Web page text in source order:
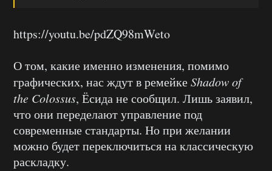
https://youtu.be/pdZQ98mWeto
О том, какие именно изменения, помимо
графических, нас ждут в ремейкеShadowof
the Colossus, Ёсида не сообщил. Лишь заявил,
что они переделают управление под
современные стандарты. Но при желании
можно будет переключиться на классическую
раскладку.